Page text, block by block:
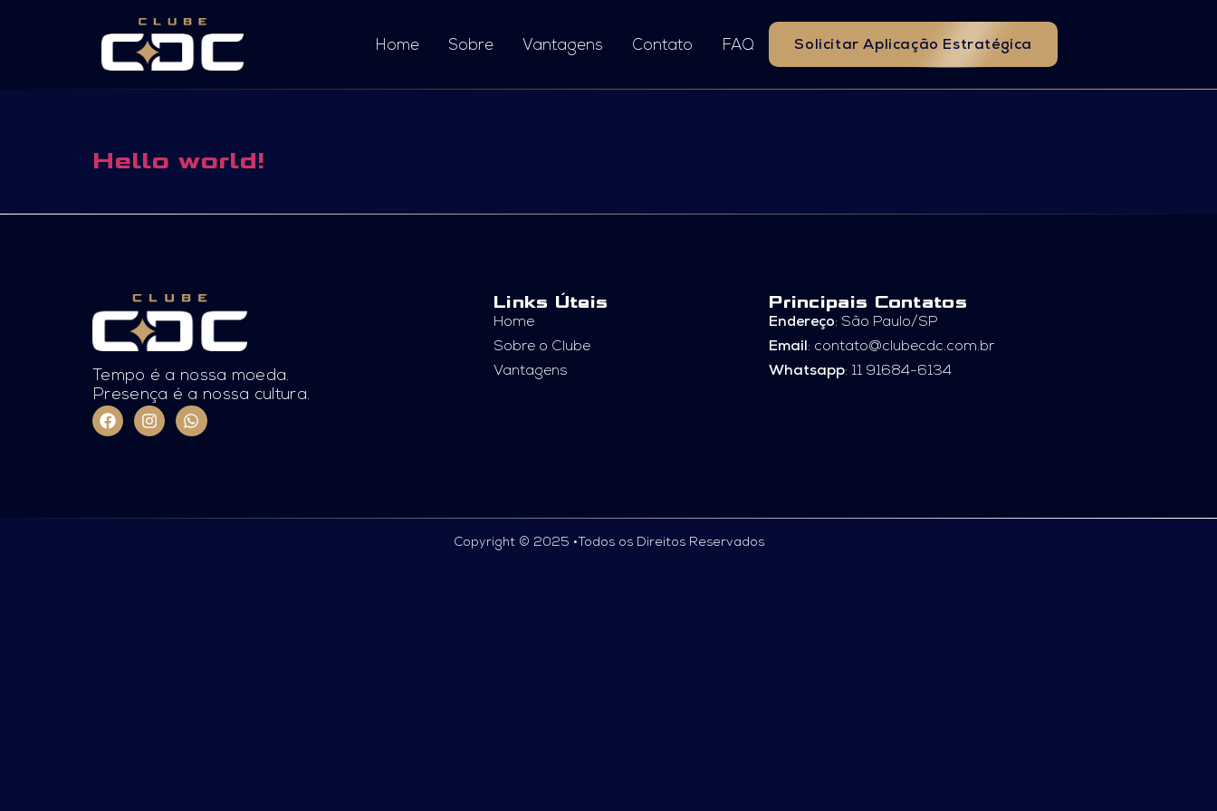
Home Sobre Vantagens Contato FAQ Solicitar Aplicação Estratégica
Hello world!
Tempo é a nossa moeda.
Presença é a nossa cultura.
Links Úteis
Home
Sobre o Clube
Vantagens
Principais Contatos
Endereço: São Paulo/SP
Email: contato@clubecdc.com.br
Whatsapp: 11 91684-6134
Copyright © 2025 • Todos os Direitos Reservados